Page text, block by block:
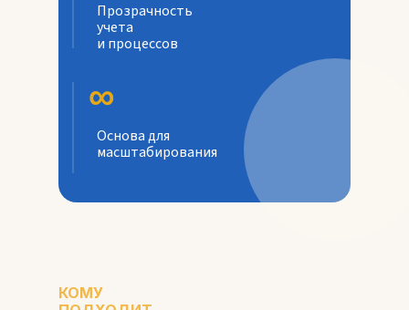
Прозрачность
учета
и процессов
∞
Основа для
масштабирования
КОМУ